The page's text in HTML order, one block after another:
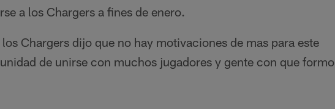
a los Chargers a fines de enero.
Chargers dijo que no hay motivaciones de mas para este
de unirse con muchos jugadores y gente con que formo